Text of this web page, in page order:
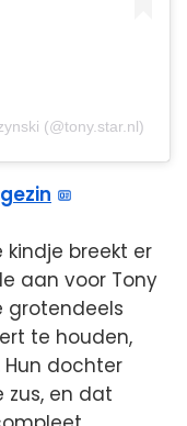
(@tony.star.nl)
gezin
breekt er
aan voor Tony
grotendeels
te houden,
dochter
zus, en dat